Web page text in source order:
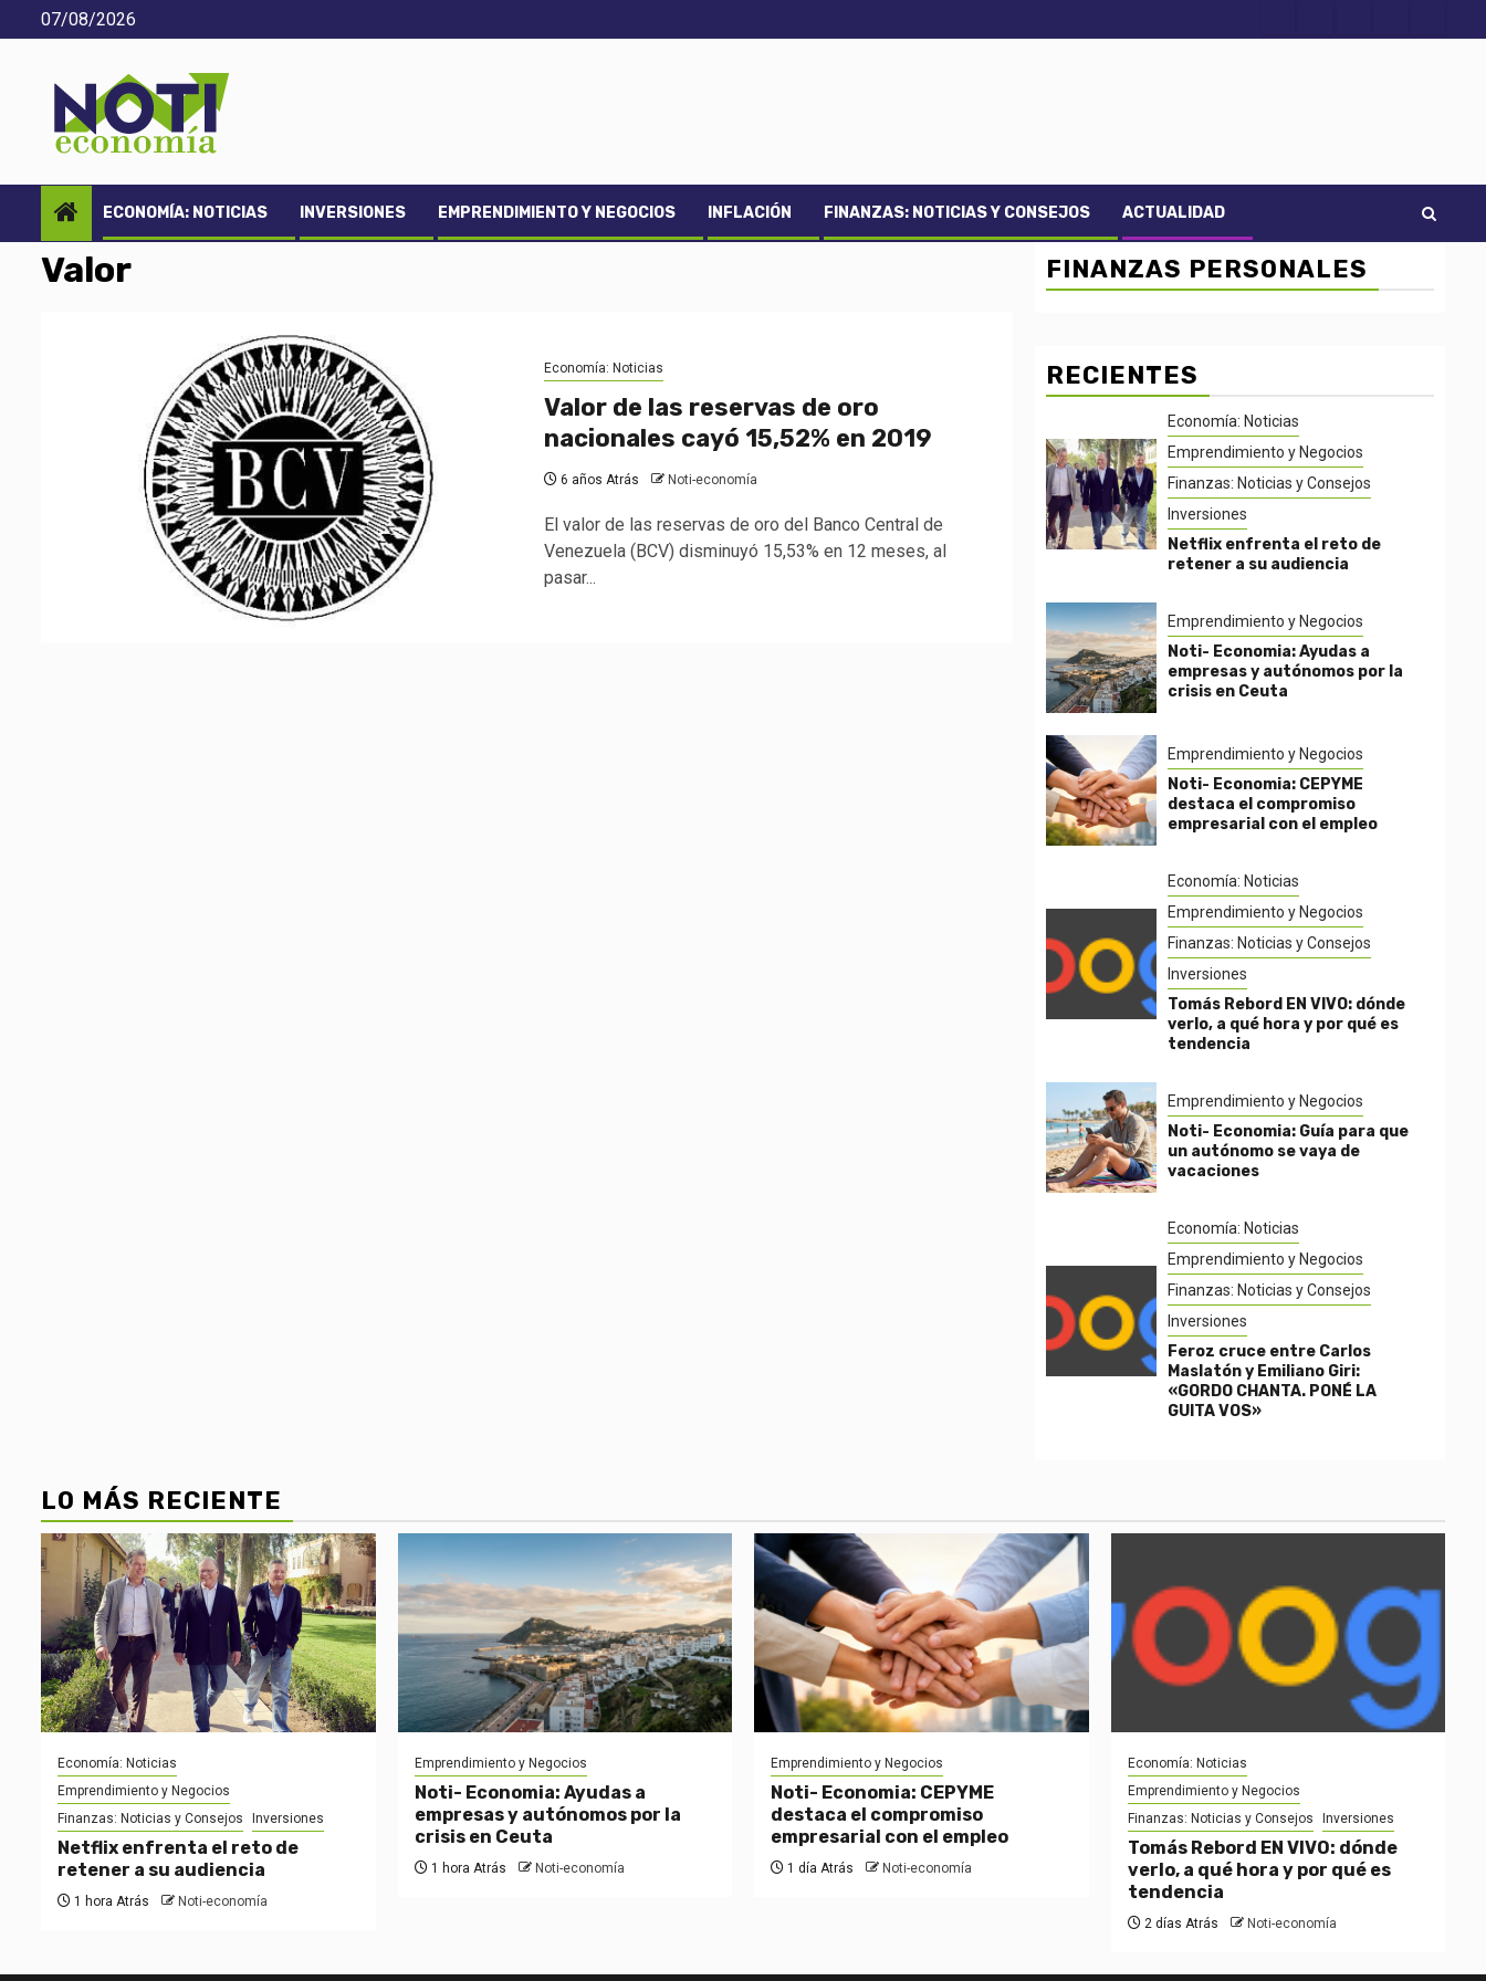
Saltar
al
07/08/2026
ECONOMÍA: NOTICIAS INVERSIONES EMPRENDIMIENTO Y NEGOCIOS INFLACIÓN FINANZAS: NOTICIAS Y CONSEJOS ACTUALIDAD
Valor
Economía: Noticias
Valor de las reservas de oro
nacionales cayó 15,52% en 2019
6 años Atrás Noti-economía
El valor de las reservas de oro del Banco Central de
Venezuela (BCV) disminuyó 15,53% en 12 meses, al
pasar...
FINANZAS PERSONALES
RECIENTES
Economía: Noticias
Emprendimiento y Negocios
Finanzas: Noticias y Consejos
Inversiones
Netflix enfrenta el reto de
retener a su audiencia
Emprendimiento y Negocios
Noti- Economia: Ayudas a
empresas y autónomos por la
crisis en Ceuta
Emprendimiento y Negocios
Noti- Economia: CEPYME
destaca el compromiso
empresarial con el empleo
Economía: Noticias
Emprendimiento y Negocios
Finanzas: Noticias y Consejos
Inversiones
Tomás Rebord EN VIVO: dónde
verlo, a qué hora y por qué es
tendencia
Emprendimiento y Negocios
Noti- Economia: Guía para que
un autónomo se vaya de
vacaciones
Economía: Noticias
Emprendimiento y Negocios
Finanzas: Noticias y Consejos
Inversiones
Feroz cruce entre Carlos
Maslatón y Emiliano Giri:
«GORDO CHANTA. PONÉ LA
GUITA VOS»
LO MÁS RECIENTE
Economía: Noticias
Emprendimiento y Negocios
Finanzas: Noticias y Consejos
Inversiones
Netflix enfrenta el reto de
retener a su audiencia
1 hora Atrás Noti-economía
Emprendimiento y Negocios
Noti- Economia: Ayudas a
empresas y autónomos por la
crisis en Ceuta
1 hora Atrás Noti-economía
Emprendimiento y Negocios
Noti- Economia: CEPYME
destaca el compromiso
empresarial con el empleo
1 día Atrás Noti-economía
Economía: Noticias
Emprendimiento y Negocios
Finanzas: Noticias y Consejos
Inversiones
Tomás Rebord EN VIVO: dónde
verlo, a qué hora y por qué es
tendencia
2 días Atrás Noti-economía